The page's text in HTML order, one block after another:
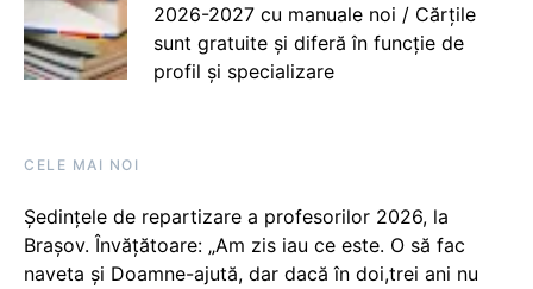
2026-2027 cu manuale noi / Cărțile
sunt gratuite și diferă în funcție de
profil și specializare
CELE MAI NOI
Ședințele de repartizare a profesorilor 2026, la
Brașov. Învățătoare: „Am zis iau ce este. O să fac
naveta și Doamne-ajută, dar dacă în doi,trei ani nu